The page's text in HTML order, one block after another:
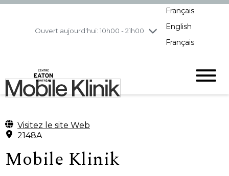
Ouvert aujourd'hui: 10h00 - 21h00
vendredi8/7
10h00 - 21h00
Français
English
Français
Visitez le site Web
2148A
Mobile Klinik